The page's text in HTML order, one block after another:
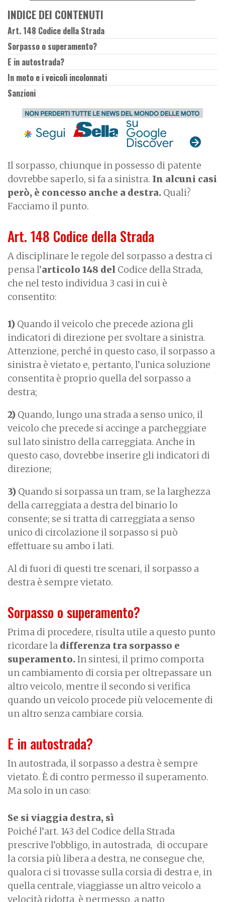
Il sorpasso, chiunque in possesso di patente
dovrebbe saperlo, si fa a sinistra. In alcuni casi
però, è concesso anche a destra. Quali?
Facciamo il punto.
Art. 148 Codice della Strada
A disciplinare le regole del sorpasso a destra ci
pensa l’articolo 148 del Codice della Strada,
che nel testo individua 3 casi in cui è
consentito:
1) Quando il veicolo che precede aziona gli
indicatori di direzione per svoltare a sinistra.
Attenzione, perché in questo caso, il sorpasso a
sinistra è vietato e, pertanto, l’unica soluzione
consentita è proprio quella del sorpasso a
destra;
2) Quando, lungo una strada a senso unico, il
veicolo che precede si accinge a parcheggiare
sul lato sinistro della carreggiata. Anche in
questo caso, dovrebbe inserire gli indicatori di
direzione;
3) Quando si sorpassa un tram, se la larghezza
della carreggiata a destra del binario lo
consente; se si tratta di carreggiata a senso
unico di circolazione il sorpasso si può
effettuare su ambo i lati.
Al di fuori di questi tre scenari, il sorpasso a
destra è sempre vietato.
Sorpasso o superamento?
Prima di procedere, risulta utile a questo punto
ricordare la differenza tra sorpasso e
superamento. In sintesi, il primo comporta
un cambiamento di corsia per oltrepassare un
altro veicolo, mentre il secondo si verifica
quando un veicolo procede più velocemente di
un altro senza cambiare corsia.
E in autostrada?
In autostrada, il sorpasso a destra è sempre
vietato. È di contro permesso il superamento.
Ma solo in un caso:
Se si viaggia destra, sì
Poiché l’art. 143 del Codice della Strada
prescrive l’obbligo, in autostrada, di occupare
la corsia più libera a destra, ne consegue che,
qualora ci si trovasse sulla corsia di destra e, in
quella centrale, viaggiasse un altro veicolo a
velocità ridotta, è permesso, a patto
INDICE DEI CONTENUTI
Art. 148 Codice della Strada
Sorpasso o superamento?
E in autostrada?
In moto e i veicoli incolonnati
Sanzioni